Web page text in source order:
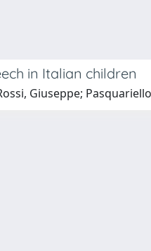
in Italian children
Giuseppe;